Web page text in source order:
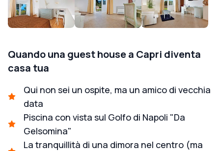
Quando una guest house a Capri diventa
casa tua
Qui non sei un ospite, ma un amico di vecchia
data
Piscina con vista sul Golfo di Napoli "Da
Gelsomina"
La tranquillità di una dimora nel centro (ma